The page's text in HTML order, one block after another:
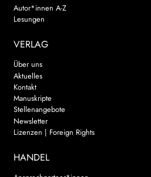
Autor*innen A-Z
Lesungen
VERLAG
Über uns
Aktuelles
Kontakt
Manuskripte
Stellenangebote
Newsletter
Lizenzen | Foreign Rights
HANDEL